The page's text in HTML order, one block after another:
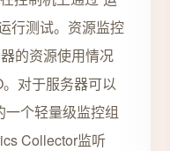
行测试。资源监控
的资源使用情况
对于服务器可以
个轻量级监控组
Collector监听